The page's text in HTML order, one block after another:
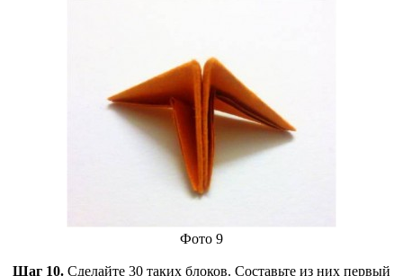
Фото 9
Шаг 10. Сделайте 30 таких блоков. Составьте из них первый